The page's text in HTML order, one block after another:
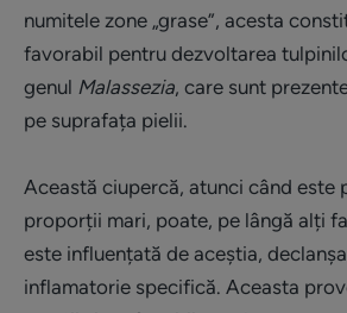
numitele zone „grase”, acesta
favorabil pentru dezvoltarea
genul Malassezia, care sunt
pe suprafața pielii.
Această ciupercă, atunci când este
proporții mari, poate, pe lângă alți
este influențată de aceștia,
inflamatorie specifică. Aceasta